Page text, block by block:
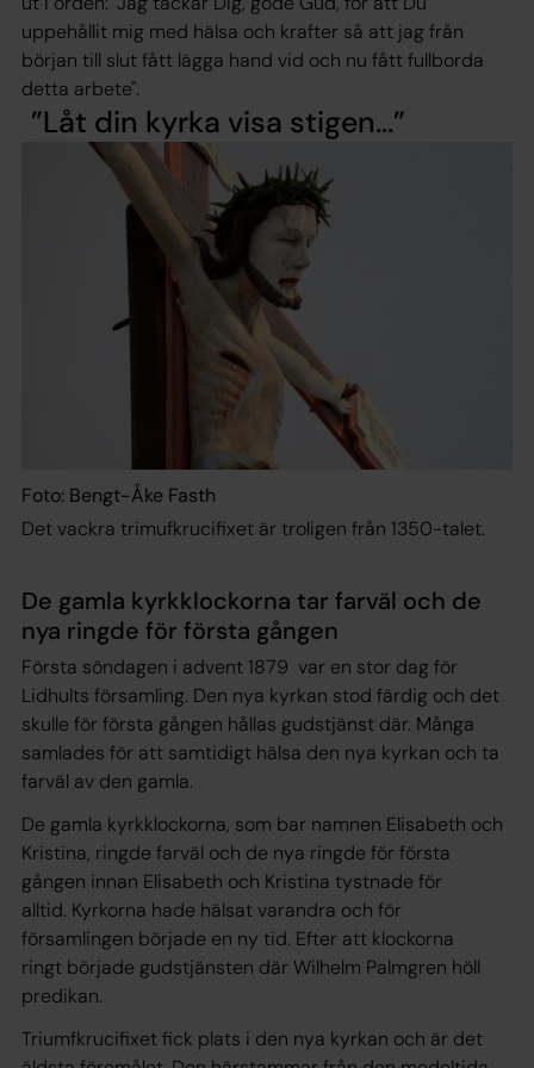
uppehållit mig med hälsa och krafter så att jag från
början till slut fått lägga hand vid och nu fått fullborda
detta arbete".
Låt din kyrka visa stigen...
Foto: Bengt-Åke Fasth
Det vackra trimufkrucifixet är troligen från 1350-talet.
De gamla kyrkklockorna tar farväl och de
nya ringde för första gången
Första söndagen i advent 1879 var en stor dag för
Lidhults församling. Den nya kyrkan stod färdig och det
skulle för första gången hållas gudstjänst där. Många
samlades för att samtidigt hälsa den nya kyrkan och ta
farväl av den gamla.
De gamla kyrkklockorna, som bar namnen Elisabeth och
Kristina, ringde farväl och de nya ringde för första
gången innan Elisabeth och Kristina tystnade för
alltid. Kyrkorna hade hälsat varandra och för
församlingen började en ny tid. Efter att klockorna
ringt började gudstjänsten där Wilhelm Palmgren höll
predikan.
Triumfkrucifixet fick plats i den nya kyrkan och är det